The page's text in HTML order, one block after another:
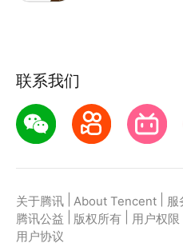
联系我们
关于腾讯 About Tencent 服
腾讯公益
版权所有 用户权限
用户协议